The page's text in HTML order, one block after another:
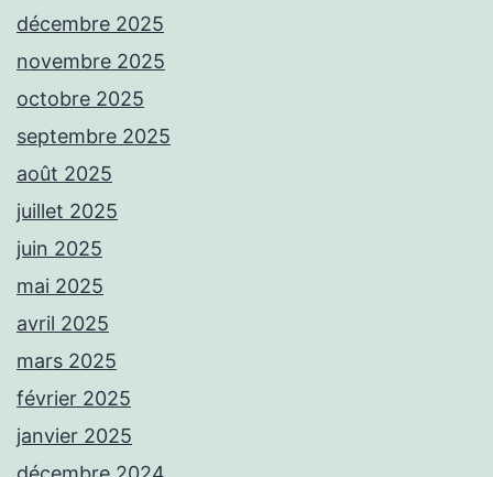
décembre 2025
novembre 2025
octobre 2025
septembre 2025
août 2025
juillet 2025
juin 2025
mai 2025
avril 2025
mars 2025
février 2025
janvier 2025